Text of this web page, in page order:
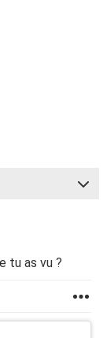
tu as vu ?